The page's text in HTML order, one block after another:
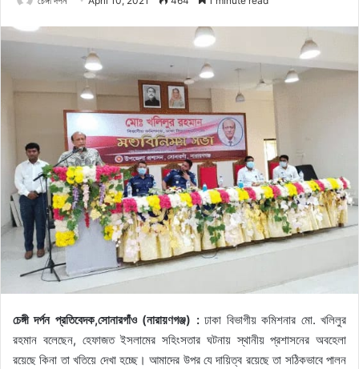
চেঙ্গী দর্পন প্রতিবেদক,সোনারগাঁও (নারায়ণগঞ্জ) :ঢাকা বিভাগীয় কমিশনার মো. খলিলুর
রহমান বলেছেন, হেফাজত ইসলামের সহিংসতার ঘটনায় স্থানীয় প্রশাসনের অবহেলা
রয়েছে কিনা তা খতিয়ে দেখা হচ্ছে। আমাদের উপর যে দায়িত্ব রয়েছে তা সঠিকভাবে পালন